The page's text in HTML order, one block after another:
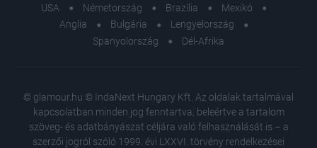
USA Németország Brazília
Mexikó
Anglia
Bulgária
Lengyelország
Spanyolország
Dél-Afrika
© glamour.hu © IndaNext Hungary Kft. Az oldalak tartalmával
kapcsolatban minden jog fenntartva, beleértve a tartalom
szöveg- és adatbányászat céljára való felhasználását is – a
szerzői jogról szóló 1999. évi LXXVI. törvény rendelkezései